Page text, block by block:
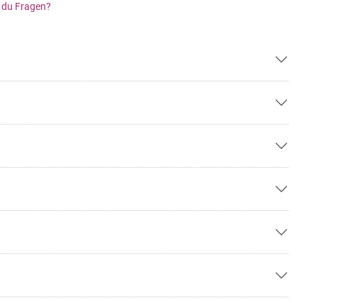
Fragen?